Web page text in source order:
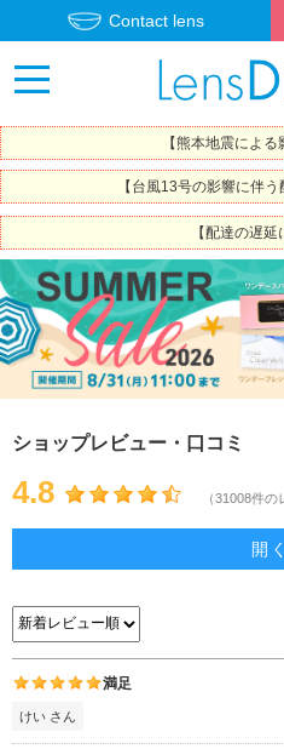
Contact lens
【熊本地震による
【台風13号の影響に伴う
【配達の遅延
ショップレビュー・口コミ
4.8 （31008件の
開く
満足
けい さん